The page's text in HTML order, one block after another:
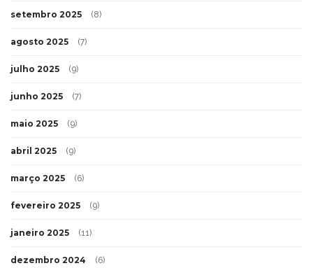
setembro 2025 (8)
agosto 2025 (7)
julho 2025 (9)
junho 2025 (7)
maio 2025 (9)
abril 2025 (9)
março 2025 (6)
fevereiro 2025 (9)
janeiro 2025 (11)
dezembro 2024 (6)